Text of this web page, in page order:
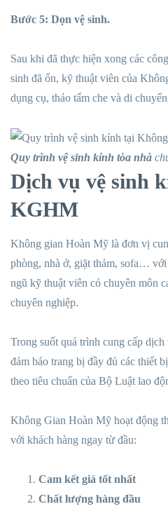
Bước 5: Dọn vệ sinh.
Sau khi đã thực hiện xong các
sinh đã ổn, kỹ thuật viên của
dụng cụ, tháo tấm che và di
Quy trình vệ sinh kính tòa nhà
Dịch vụ vệ sinh
KGHM
Không gian Hoàn Mỹ là đơn vị
phòng, nhà ở, giặt thảm, sofa…
ngũ kỹ thuật viên có chuyên môn
chuyên nghiệp.
Trong suốt quá trình cung cấp
đảm bảo trang bị đầy đủ các thiết
theo tiêu chuẩn của Bộ Luật lao
Không Gian Hoàn Mỹ hoạt động
với khách hàng ngay từ đầu:
Cam kết giá tốt nhất
Chất lượng hàng đầu